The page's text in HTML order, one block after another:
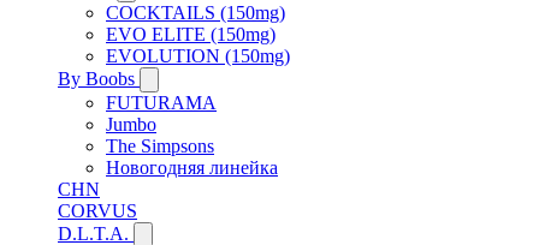
COCKTAILS (150mg)
EVO ELITE (150mg)
EVOLUTION (150mg)
By Boobs
FUTURAMA
Jumbo
The Simpsons
Новогодняя линейка
CHN
CORVUS
D.L.T.A.